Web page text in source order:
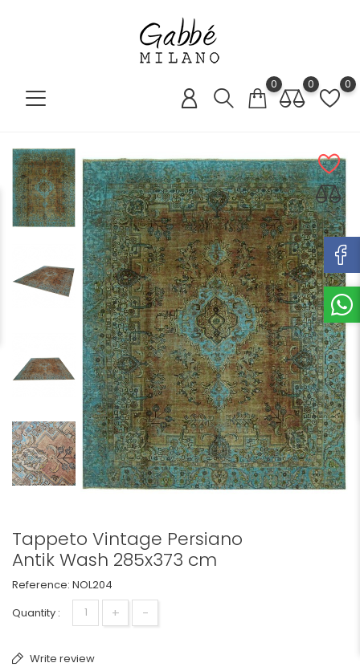
0 0 0
Tappeto Vintage Persiano
Antik Wash 285x373 cm
Reference: NOL204
Quantity :
+ -
Write review